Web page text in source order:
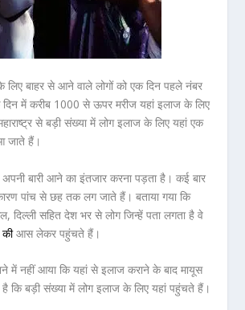
लिए बाहर से आने वाले लोगों को एक दिन पहले नंबर
दिन में करीब 1000 से ऊपर मरीज यहां इलाज के लिए
से बड़ी संख्या में लोग इलाज के लिए यहां एक
जाते हैं।
बारी आने का इंतजार करना पड़ता है। कई बार
पांच से छह तक लग जाते हैं। बताया गया कि
दिल्ली सहित देश भर से लोग जिन्हें पता लगता है वे
कीआस लेकर पहुंचते हैं।
नहीं आया कि यहां से इलाज कराने के बाद मायूस
है कि बड़ी संख्या में लोग इलाज के लिए यहां पहुंचते हैं।